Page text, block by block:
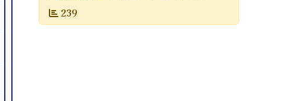
發布日期
瀏覽次數
239